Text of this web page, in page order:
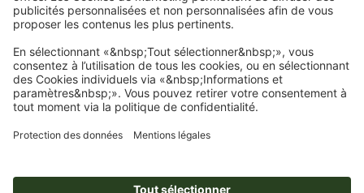
À propos de nous
Service
15 %